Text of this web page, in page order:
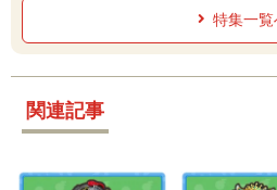
特集一覧
関連記事